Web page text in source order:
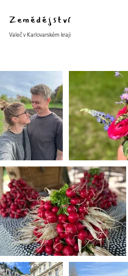
Zemědějství
Valeč v Karlovarském kraji